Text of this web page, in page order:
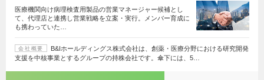
医療機関向け病理検査用製品の営業マネージャー候補とし
て、代理店と連携し営業戦略を立案・実行。メンバー育成に
も携わっていた…
会社概要
B&Iホールディングス株式会社は、創薬・医療分野における研究開発
支援を中核事業とするグループの持株会社です。傘下には、5…